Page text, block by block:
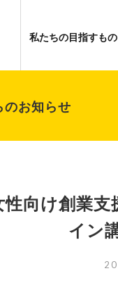
私たちの目指すもの
のお知らせ
性向け創業
イン